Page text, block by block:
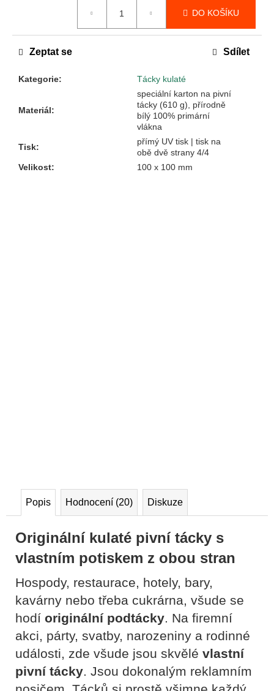
DO KOŠÍKU
Kategorie: Tácky kulaté
Materiál:
speciální karton na pivní
tácky (610 g), přírodně
bílý 100% primární
vlákna
Tisk:
přímý UV tisk | tisk na
obě dvě strany 4/4
Velikost: 100 x 100 mm
Zeptat se Sdílet
Popis Hodnocení (20) Diskuze
Originální kulaté pivní tácky s
vlastním potiskem z obou stran
Hospody, restaurace, hotely, bary,
kavárny nebo třeba cukrárna, všude se
hodí originální podtácky. Na firemní
akci, párty, svatby, narozeniny a rodinné
události, zde všude jsou skvělé vlastní
pivní tácky. Jsou dokonalým reklamním